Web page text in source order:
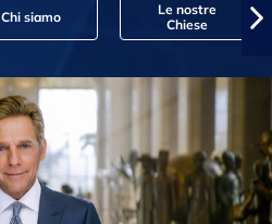
Chi siamo
Le nostre
Chiese